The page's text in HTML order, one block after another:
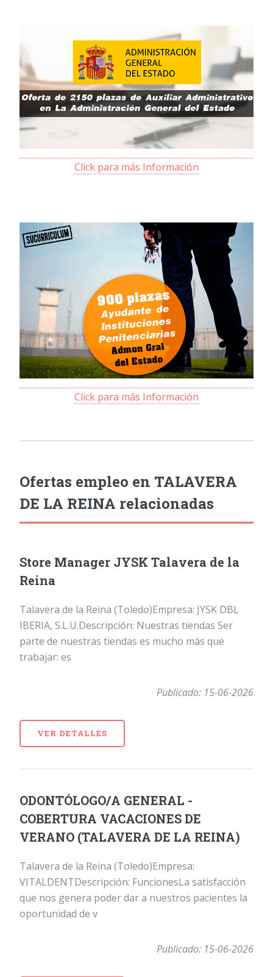
Click para más Información
Click para más Información
Ofertas empleo en TALAVERA
DE LA REINA relacionadas
Store Manager JYSK Talavera de la
Reina
Talavera de la Reina (Toledo)Empresa: JYSK DBL
IBERIA, S.L.U.Descripción: Nuestras tiendas Ser
parte de nuestras tiendas es mucho más que
trabajar: es
Publicado: 15-06-2026
VER DETALLES
ODONTÓLOGO/A GENERAL -
COBERTURA VACACIONES DE
VERANO (TALAVERA DE LA REINA)
Talavera de la Reina (Toledo)Empresa:
VITALDENTDescripción: FuncionesLa satisfacción
que nos genera poder dar a nuestros pacientes la
oportunidad de v
Publicado: 15-06-2026